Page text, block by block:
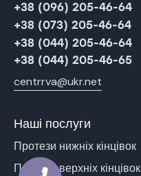
+38 (096) 205-46-64
+38 (073) 205-46-64
+38 (044) 205-46-64
+38 (044) 205-46-65
centrrva@ukr.net
Наші послуги
Протези нижніх кінцівок
Протези верхніх кінцівок